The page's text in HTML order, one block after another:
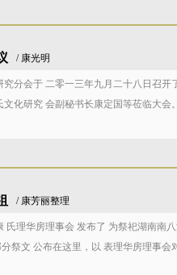
/ 康光明
分会于 二零一三年九月二十八日召开
化研究 会副秘书长康定国等莅临大会
/ 康芳丽整理
氏理华房理事会 发布了 为祭祀湖南南
祭文 公布在这里，以 表理华房理事会